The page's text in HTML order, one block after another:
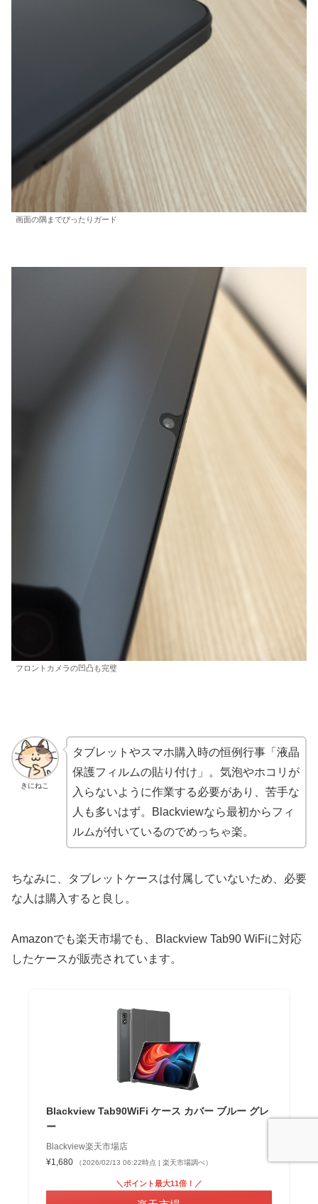
画面の隅までぴったりガード
フロントカメラの凹凸も完璧
きにねこ
タブレットやスマホ購入時の恒例行事「液晶
保護フィルムの貼り付け」。気泡やホコリが
入らないように作業する必要があり、苦手な
人も多いはず。Blackviewなら最初からフィ
ルムが付いているのでめっちゃ楽。
ちなみに、タブレットケースは付属していないため、必要
な人は購入すると良し。
Amazonでも楽天市場でも、Blackview Tab90 WiFiに対応
したケースが販売されています。
Blackview Tab90WiFi ケース カバー ブルー グレ
ー
Blackview楽天市場店
¥1,680
（2026/02/13 06:22時点 | 楽天市場調べ）
＼ポイント最大11倍！／